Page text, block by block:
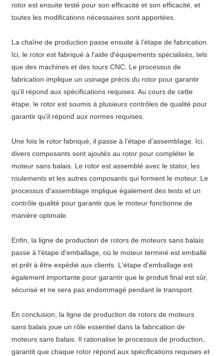
rotor est ensuite testé pour son efficacité et son efficacité, et
toutes les modifications nécessaires sont apportées.
La chaîne de production passe ensuite à l’étape de fabrication.
Ici, le rotor est fabriqué à l'aide d'équipements spécialisés, tels
que des machines et des tours CNC. Le processus de
fabrication implique un usinage précis du rotor pour garantir
qu'il répond aux spécifications requises. Au cours de cette
étape, le rotor est soumis à plusieurs contrôles de qualité pour
garantir qu'il répond aux normes requises.
Une fois le rotor fabriqué, il passe à l’étape d’assemblage. Ici,
divers composants sont ajoutés au rotor pour compléter le
moteur sans balais. Le rotor est assemblé avec le stator, les
roulements et les autres composants qui forment le moteur. Le
processus d'assemblage implique également des tests et un
contrôle qualité pour garantir que le moteur fonctionne de
manière optimale.
Enfin, la ligne de production de rotors de moteurs sans balais
passe à l'étape d'emballage, où le moteur terminé est emballé
et prêt à être expédié aux clients. L'étape d'emballage est
également importante pour garantir que le produit final est sûr,
sécurisé et ne sera pas endommagé pendant le transport.
En conclusion, la ligne de production de rotors de moteurs
sans balais joue un rôle essentiel dans la fabrication de
moteurs sans balais. Il rationalise le processus de production,
garantit que chaque rotor répond aux spécifications requises et